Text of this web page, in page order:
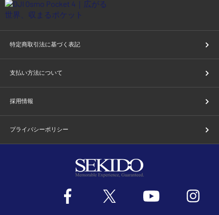
特定商取引法に基づく表記
支払い方法について
採用情報
プライバシーポリシー